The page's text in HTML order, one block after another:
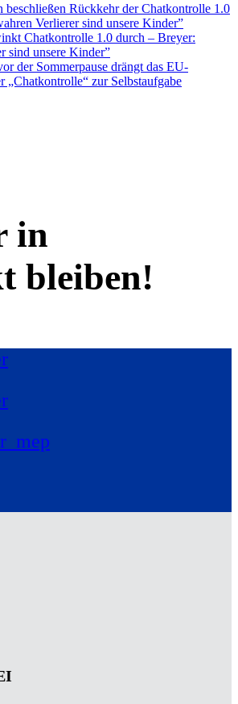
beschließen Rückkehr der Chatkontrolle 1.0
Verlierer sind unsere Kinder”
Chatkontrolle 1.0 durch – Breyer:
sind unsere Kinder”
der Sommerpause drängt das EU-
„Chatkontrolle“ zur Selbstaufgabe
in
bleiben!